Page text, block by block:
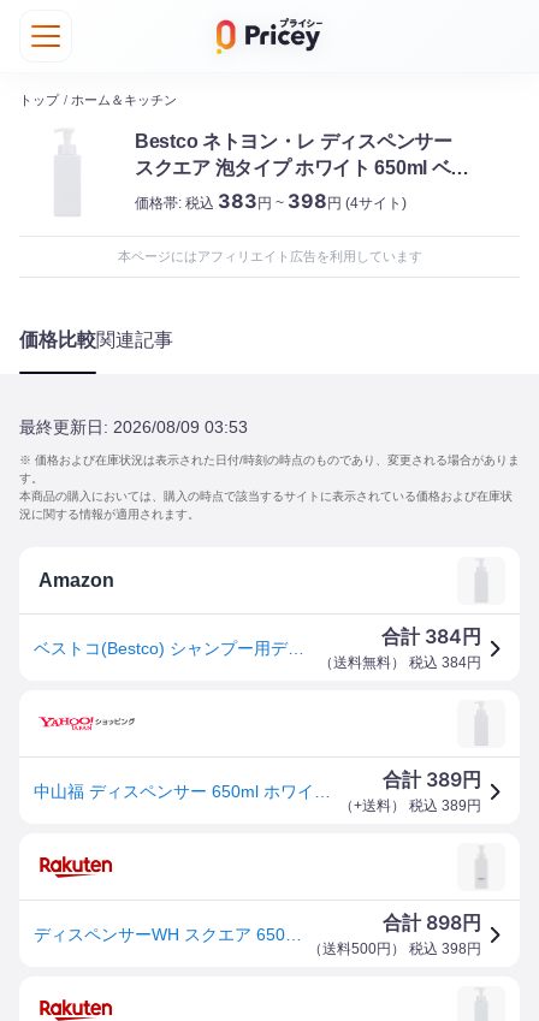
トップ / ホーム＆キッチン
Bestco ネトヨン・レ ディスペンサー
スクエア 泡タイプ ホワイト 650ml ベス
トコ
価格帯: 税込 383円 ~ 398円 (4サイト)
本ページにはアフィリエイト広告を利用しています
価格比較関連記事
最終更新日: 2026/08/09 03:53
※ 価格および在庫状況は表示された日付/時刻の時点のものであり、変更される場合がありま
す。
本商品の購入においては、購入の時点で該当するサイトに表示されている価格および在庫状
況に関する情報が適用されます。
Amazon
ベストコ(Bestco) シャンプー用ディスペンサー ホワイト 650ml ネトヨン・レ スクエア 泡 ボトル ND-4373
合計 384 円
（送料無料） 税込 384円
合計 389円
（+送料） 税込 389 円
合計 898円
（送料500円 ） 税込 398 円